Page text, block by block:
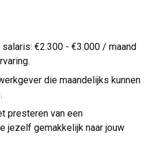
€2.300 - €3.000 / maand
die maandelijks kunnen
presteren van een
jezelf gemakkelijk naar jouw